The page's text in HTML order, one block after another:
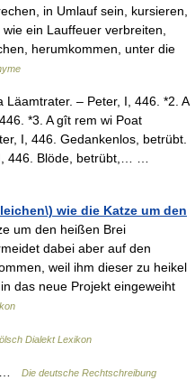
in Umlauf sein, kursieren,
ein Lauffeuer verbreiten,
herumkommen, unter die
– Peter, I, 446. *2. A
*3. A gît rem wi Poat
I, 446. Gedankenlos, betrübt.
446. Blöde, betrübt,… …
wie die Katze um den
um den heißen Brei
dabei aber auf den
weil ihm dieser zu heikel
das neue Projekt eingeweiht
Dialekt Lexikon
… Die deutsche Rechtschreibung